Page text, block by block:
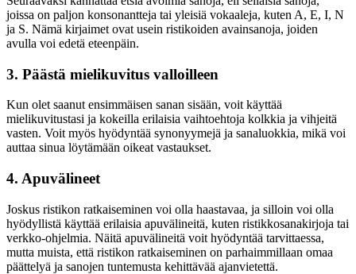
joissa on paljon konsonantteja tai yleisiä vokaaleja, kuten A, E, I, N
ja S. Nämä kirjaimet ovat usein ristikoiden avainsanoja, joiden
avulla voi edetä eteenpäin.
3. Päästä mielikuvitus valloilleen
Kun olet saanut ensimmäisen sanan sisään, voit käyttää
mielikuvitustasi ja kokeilla erilaisia vaihtoehtoja kolkkia ja vihjeitä
vasten. Voit myös hyödyntää synonyymejä ja sanaluokkia, mikä voi
auttaa sinua löytämään oikeat vastaukset.
4. Apuvälineet
Joskus ristikon ratkaiseminen voi olla haastavaa, ja silloin voi olla
hyödyllistä käyttää erilaisia apuvälineitä, kuten ristikkosanakirjoja tai
verkko-ohjelmia. Näitä apuvälineitä voit hyödyntää tarvittaessa,
mutta muista, että ristikon ratkaiseminen on parhaimmillaan omaa
päättelyä ja sanojen tuntemusta kehittävää ajanvietettä.